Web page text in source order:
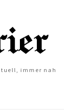
immer nah